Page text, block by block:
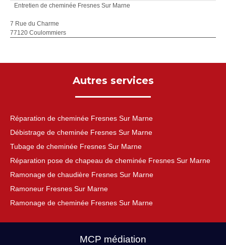
Entretien de cheminée Fresnes Sur Marne
7 Rue du Charme
77120 Coulommiers
Autres services
Réparation de cheminée Fresnes Sur Marne
Débistrage de cheminée Fresnes Sur Marne
Tubage de cheminée Fresnes Sur Marne
Réparation pose de chapeau de cheminée Fresnes Sur Marne
Ramonage de chaudière Fresnes Sur Marne
Ramoneur Fresnes Sur Marne
Ramonage de cheminée Fresnes Sur Marne
MCP médiation